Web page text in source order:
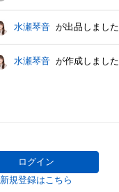
水瀬琴音 が出品しました
水瀬琴音 が作成しました
ログイン
新規登録はこちら